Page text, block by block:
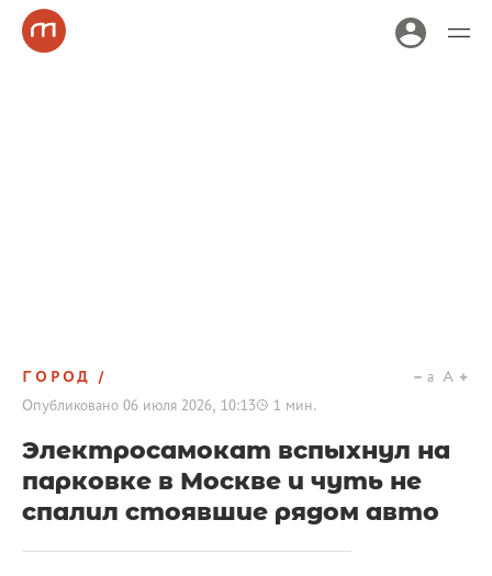
ГОРОД
Опубликовано 06 июля 2026, 10:13 1 мин.
a A
Электросамокат вспыхнул на
парковке в Москве и чуть не
спалил стоявшие рядом авто